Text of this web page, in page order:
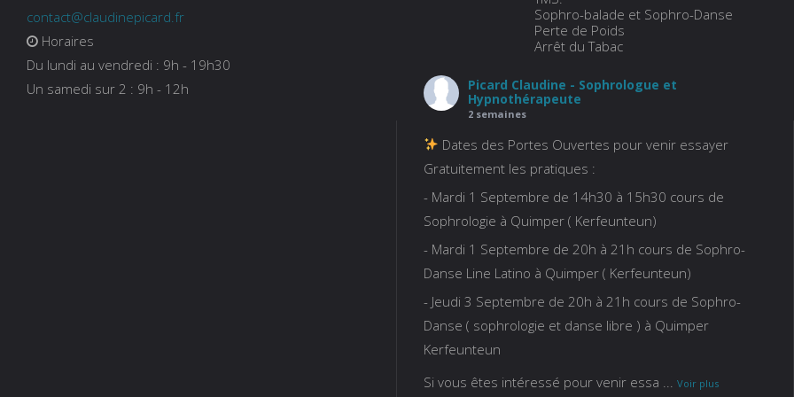
contact@claudinepicard.fr
Horaires
Du lundi au vendredi : 9h - 19h30
Un samedi sur 2 : 9h - 12h
Sophro-balade et Sophro-Danse
Perte de Poids
Arrêt du Tabac
Picard Claudine - Sophrologue et
Hypnothérapeute
2 semaines
Dates des Portes Ouvertes pour venir essayer
Gratuitement les pratiques :
- Mardi 1 Septembre de 14h30 à 15h30 cours de
Sophrologie à Quimper ( Kerfeunteun)
- Mardi 1 Septembre de 20h à 21h cours de Sophro-
Danse Line Latino à Quimper ( Kerfeunteun)
- Jeudi 3 Septembre de 20h à 21h cours de Sophro-
Danse ( sophrologie et danse libre ) à Quimper
Kerfeunteun
Si vous êtes intéressé pour venir essa
Voir plus